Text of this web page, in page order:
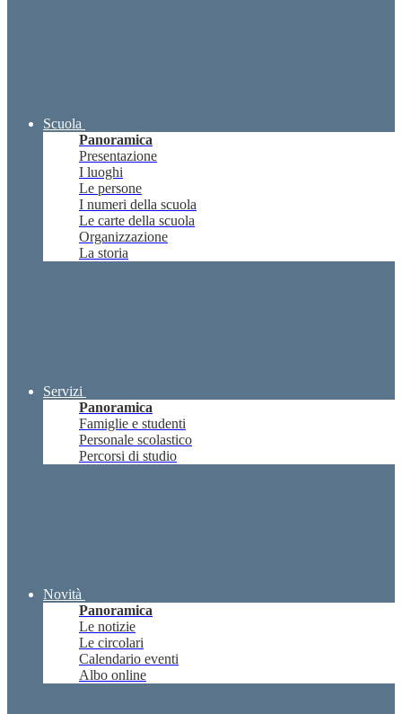
Scuola
Panoramica
Presentazione
I luoghi
Le persone
I numeri della scuola
Le carte della scuola
Organizzazione
La storia
Servizi
Panoramica
Famiglie e studenti
Personale scolastico
Percorsi di studio
Novità
Panoramica
Le notizie
Le circolari
Calendario eventi
Albo online